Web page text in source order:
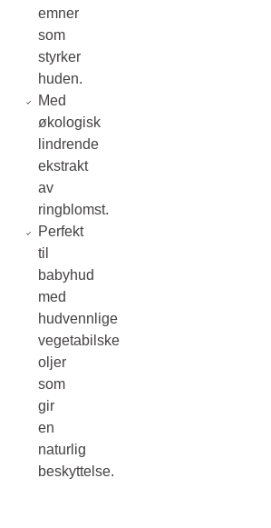
emner
som
styrker
huden.
Med
økologisk
lindrende
ekstrakt
av
ringblomst.
Perfekt
til
babyhud
med
hudvennlige
vegetabilske
oljer
som
gir
en
naturlig
beskyttelse.